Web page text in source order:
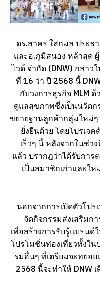
ดร.สาคร ใสกมล ประธ
และอ.ภูมิสนอง หล้าสุด
ไวด์ จำกัด (DNW) กล่า
ที่ 16 ว่า ปี 2568 นี้
กับวงการธุรกิจ MLM
ดูแลสุขภาพซึ่งเป็นนวัตก
ขยายฐานลูกค้ากลุ่มใหม่ๆ
ยั่งยืนด้วย โดยโปรเจค
เร็วๆ นี้ หลังจากในช่ว
แล้ว ปรากฎว่าได้รับกา
เป็นสมาชิกเก่าและใ
นอกจากการเปิดตัวโปร
จัดกิจกรรมส่งเสริมก
เพื่อสร้างการรับรู้แบรนด์
โปรโมชั่นท่องเที่ยวทั้งใน
รมอื่นๆ ที่เตรียมจะทยอ
2568 นี้จะทำให้ DNW